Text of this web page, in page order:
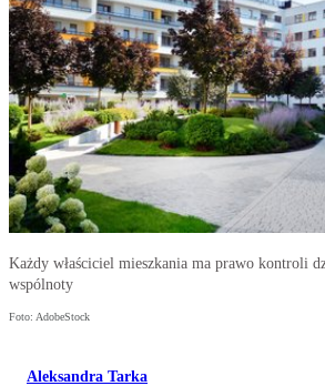
Każdy właściciel mieszkania ma prawo kontroli
wspólnoty
Foto: AdobeStock
Aleksandra Tarka